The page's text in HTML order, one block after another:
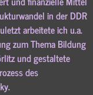
in der DDR
arbeitete ich u.a.
zum Thema Bildung
und gestaltete
des